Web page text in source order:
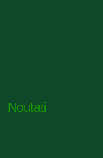
Noutati